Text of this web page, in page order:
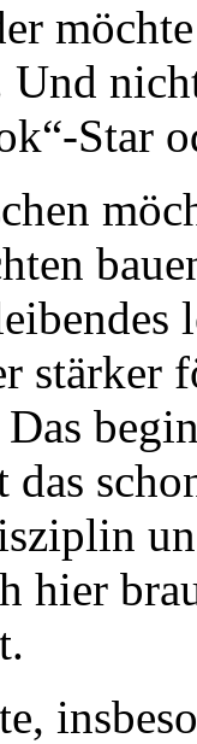
Und
Star
stärker
hier